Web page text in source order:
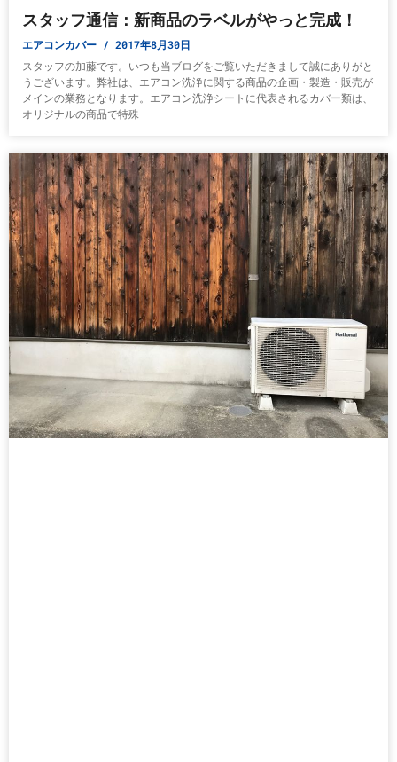
スタッフ通信：新商品のラベルがやっと完成！
エアコンカバー 2017年8月30日
スタッフの加藤です。いつも当ブログをご覧いただきまして誠にありがと
うございます。弊社は、エアコン洗浄に関する商品の企画・製造・販売が
メインの業務となります。エアコン洗浄シートに代表されるカバー類は、
オリジナルの商品で特殊